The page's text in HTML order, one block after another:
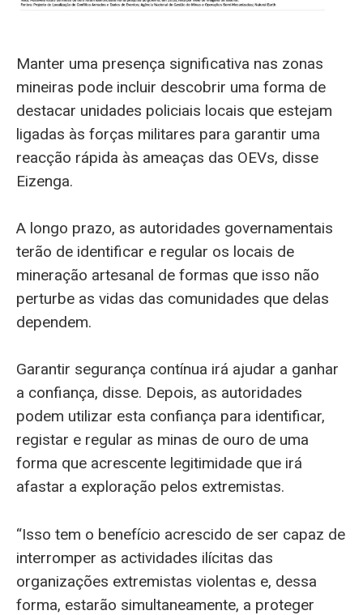
Manter uma presença significativa nas zonas
mineiras pode incluir descobrir uma forma de
destacar unidades policiais locais que estejam
ligadas às forças militares para garantir uma
reacção rápida às ameaças das OEVs, disse
Eizenga.
A longo prazo, as autoridades governamentais
terão de identificar e regular os locais de
mineração artesanal de formas que isso não
perturbe as vidas das comunidades que delas
dependem.
Garantir segurança contínua irá ajudar a ganhar
a confiança, disse. Depois, as autoridades
podem utilizar esta confiança para identificar,
registar e regular as minas de ouro de uma
forma que acrescente legitimidade que irá
afastar a exploração pelos extremistas.
“Isso tem o benefício acrescido de ser capaz de
interromper as actividades ilícitas das
organizações extremistas violentas e, dessa
forma, estarão simultaneamente, a proteger